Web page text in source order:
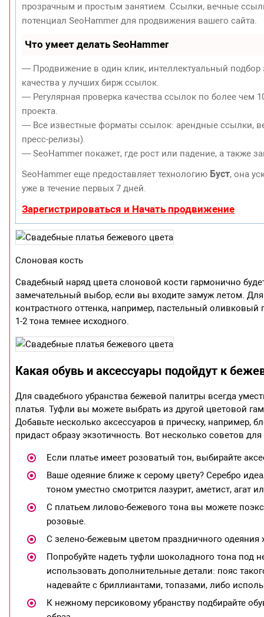
прозрачным и простым занятием. Ссылки, вечные
потенциал SeoHammer для продвижения вашего сайта.
Что умеет делать SeoHammer
— Продвижение в один клик, интеллектуальный
качества у лучших бирж ссылок.
— Регулярная проверка качества ссылок по более чем
проекта.
— Все известные форматы ссылок: арендные ссылки,
пресс-релизы).
— SeoHammer покажет, где рост или падение, а также
SeoHammer еще предоставляет технологию Буст, она
уже в течение первых 7 дней.
Зарегистрироваться и Начать продвижение
Слоновая кость
Свадебный наряд цвета слоновой кости гармонично
замечательный выбор, если вы входите замуж летом.
контрастного оттенка, например, пастельный
1-2 тона темнее исходного.
Какая обувь и аксессуары подойдут к
Для свадебного убранства бежевой палитры всегда
платья. Туфли вы можете выбрать из другой цветовой
Добавьте несколько аксессуаров в прическу, например,
придаст образу экзотичность. Вот несколько советов
Если платье имеет розоватый тон, выбирайте
Ваше одеяние ближе к серому цвету? Серебро
тоном уместно смотрится лазурит, аметист, агат
С платьем лилово-бежевого тона вы можете
розовые.
С зелено-бежевым цветом праздничного одеяния
Попробуйте надеть туфли шоколадного тона под
использовать дополнительные детали: пояс
надевайте с бриллиантами, топазами, либо
К нежному персиковому убранству подбирайте